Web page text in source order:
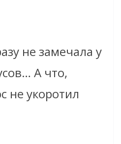
не замечала у
А что,
не укоротил